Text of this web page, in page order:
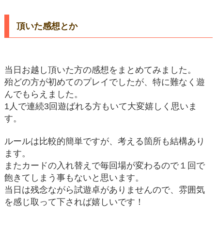
頂いた感想とか
当日お越し頂いた方の感想をまとめてみました。
殆どの方が初めてのプレイでしたが、特に難なく遊
んでもらえました。
1人で連続3回遊ばれる方もいて大変嬉しく思いま
す。
ルールは比較的簡単ですが、考える箇所も結構あり
ます。
またカードの入れ替えで毎回場が変わるので１回で
飽きてしまう事もないと思います。
当日は残念ながら試遊卓がありませんので、雰囲気
を感じ取って下されば嬉しいです！